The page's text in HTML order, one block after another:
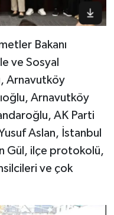
Bakanı
ve Sosyal
Arnavutköy
Arnavutköy
AK Parti
Aslan, İstanbul
Gül, ilçe protokolü,
ve çok